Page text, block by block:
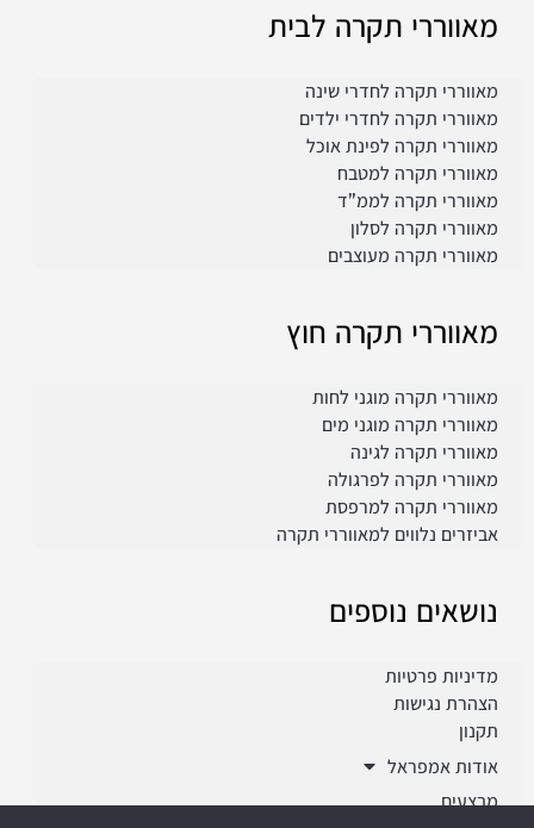
מאווררי תקרה לבית
מאווררי תקרה לחדרי שינה
מאווררי תקרה לחדרי ילדים
מאווררי תקרה לפינת אוכל
מאווררי תקרה למטבח
מאווררי תקרה לממ”ד
מאווררי תקרה לסלון
מאווררי תקרה מעוצבים
מאווררי תקרה חוץ
מאווררי תקרה מוגני לחות
מאווררי תקרה מוגני מים
מאווררי תקרה לגינה
מאווררי תקרה לפרגולה
מאווררי תקרה למרפסת
אביזרים נלווים למאווררי תקרה
נושאים נוספים
מדיניות פרטיות
הצהרת נגישות
תקנון
אודות אמפראל
מבצעים